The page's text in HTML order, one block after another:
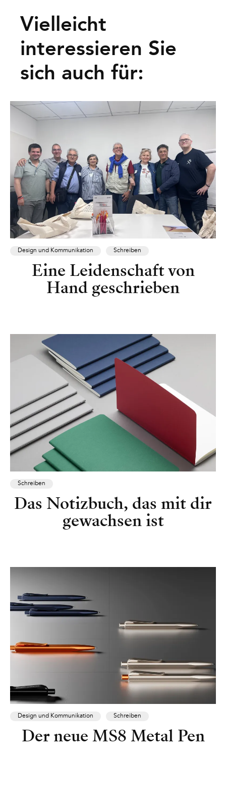
Vielleicht
interessieren Sie
sich auch für:
Design und Kommunikation Schreiben
Eine Leidenschaft von
Hand geschrieben
Schreiben
Das Notizbuch, das mit dir
gewachsen ist
Design und Kommunikation Schreiben
Der neue MS8 Metal Pen